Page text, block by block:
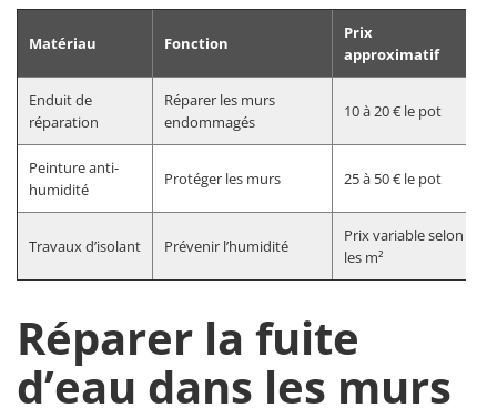
Matériau Fonction
Prix
approximatif
Enduit de
réparation
Réparer les murs
endommagés
10 à 20 € le pot
Peinture anti-
humidité
Protéger les murs 25 à 50 € le pot
Travaux d’isolant Prévenir l’humidité
Prix variable selon
les m²
Réparer la fuite
d’eau dans les murs